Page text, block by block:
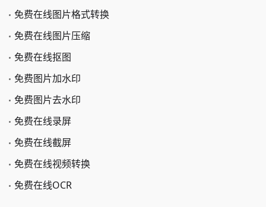
免费在线图片格式转换
免费在线图片压缩
免费在线抠图
免费图片加水印
免费图片去水印
免费在线录屏
免费在线截屏
免费在线视频转换
免费在线OCR